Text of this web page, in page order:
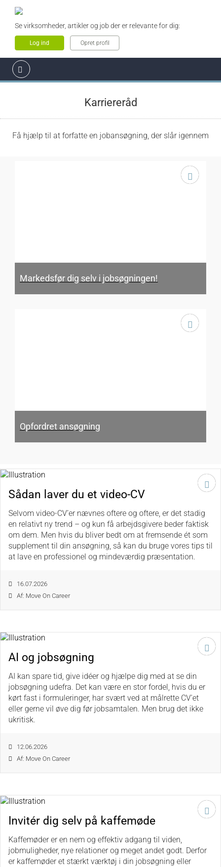
Se virksomheder, artikler og job der er relevante for dig:
Log ind Opret profil
Karriereråd
Få hjælp til at forfatte en jobansøgning, der slår igennem
Markedsfør dig selv i jobsøgningen!
Opfordret ansøgning
Sådan laver du et video-CV
Selvom video-CV’er nævnes oftere og oftere, er det stadig
en relativt ny trend – og kun få arbejdsgivere beder faktisk
om dem. Men hvis du bliver bedt om at fremsende ét som
supplement til din ansøgning, så kan du bruge vores tips til
at lave en professionel og mindeværdig præsentation.
16.07.2026
Af: Move On Career
AI og jobsøgning
AI kan spare tid, give idéer og hjælpe dig med at se din
jobsøgning udefra. Det kan være en stor fordel, hvis du er
kørt fast i formuleringer, har svært ved at målrette CV'et
eller gerne vil øve dig før jobsamtalen. Men brug det ikke
ukritisk.
12.06.2026
Af: Move On Career
Invitér dig selv på kaffemøde
Kaffemøder er en nem og effektiv adgang til viden,
jobmuligheder, nye relationer og meget andet godt. Derfor
er kaffemøder et stærkt værktøj i din jobsøgning eller